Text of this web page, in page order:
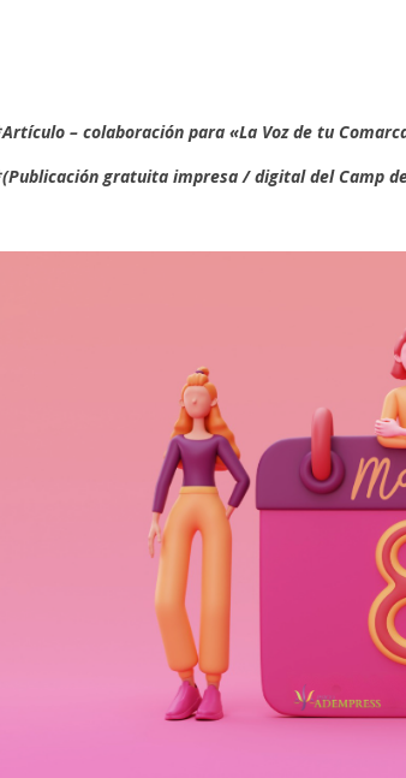
– colaboración para «La Voz de tu
gratuita impresa / digital del Camp